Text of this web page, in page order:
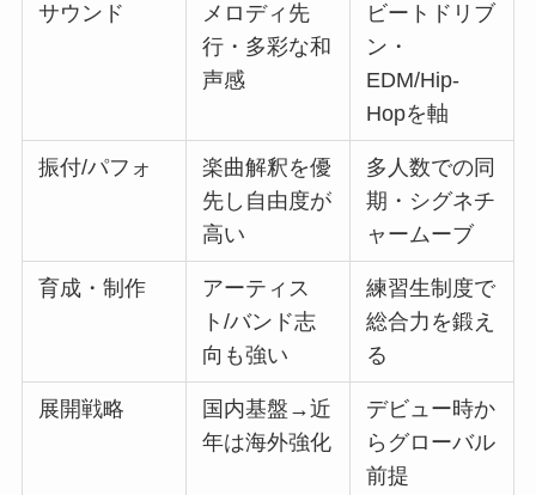
サウンド
メロディ先
行・多彩な和
声感
ビートドリブ
ン・
EDM/Hip-
Hopを軸
振付/パフォ
楽曲解釈を優
先し自由度が
高い
多人数での同
期・シグネチ
ャームーブ
育成・制作
アーティス
ト/バンド志
向も強い
練習生制度で
総合力を鍛え
る
展開戦略
国内基盤→近
年は海外強化
デビュー時か
らグローバル
前提